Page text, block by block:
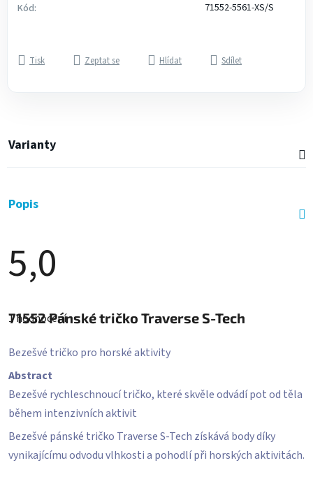
Kód:
71552-5561-XS/S
Tisk Zeptat se Hlídat Sdílet
Varianty
Popis
5,0
produktu
z
hvězdiček.
1 hodnocení
71552Pánské tričko Traverse S-Tech
Bezešvé tričko pro horské aktivity
Abstract
Bezešvé rychleschnoucí tričko, které skvěle odvádí pot od těla
během intenzivních aktivit
Bezešvé pánské tričko Traverse S-Tech získává body díky
vynikajícímu odvodu vlhkosti a pohodlí při horských aktivitách.